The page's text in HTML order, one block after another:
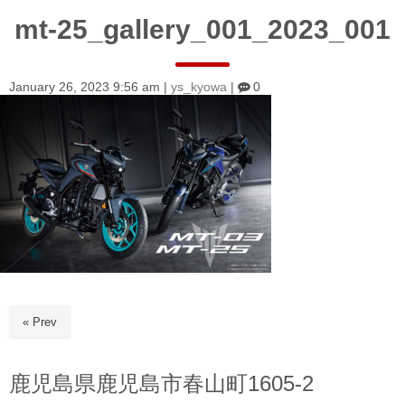
g
a
mt-25_gallery_001_2023_001
January 26, 2023 9:56 am ys_kyowa 0
« Prev
鹿児島県鹿児島市春山町1605-2